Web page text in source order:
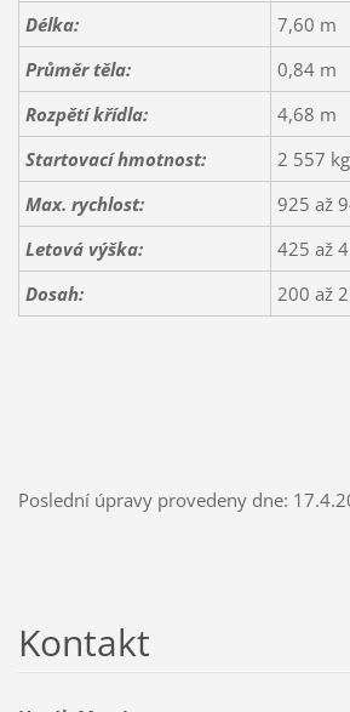
Délka:
7,60 m
Průměr těla:
0,84 m
Rozpětí křídla:
4,68 m
Startovací hmotnost:
2 557 kg
Max. rychlost:
925 až
Letová výška:
425 až
Dosah:
200 až
Poslední úpravy provedeny dne:
Kontakt